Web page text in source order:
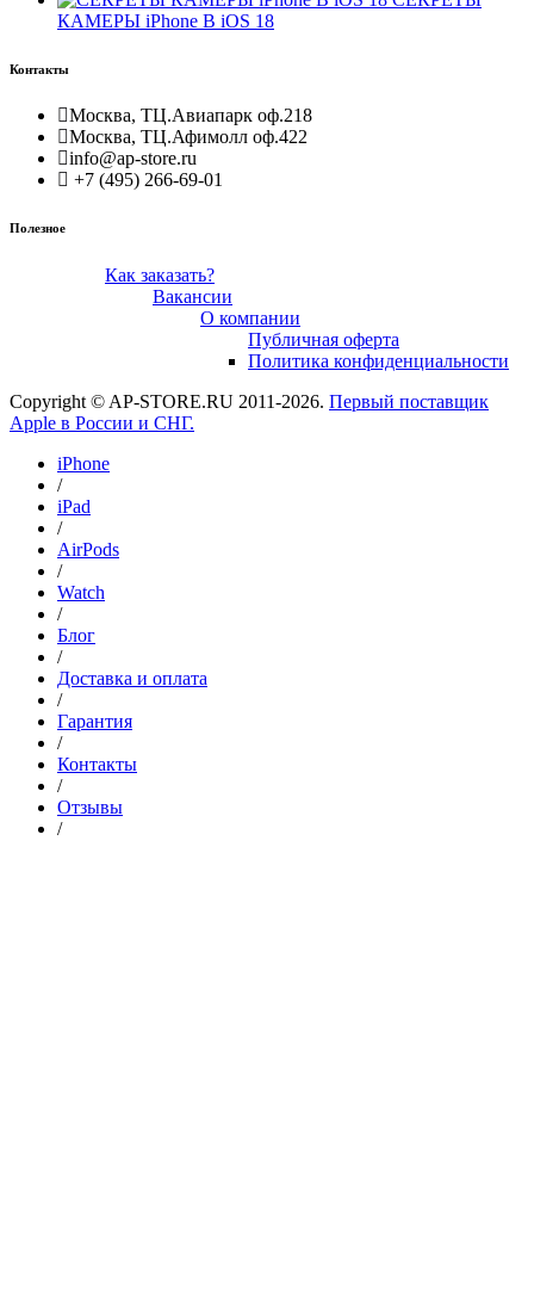
КАМЕРЫ iPhone В iOS 18
Контакты
Москва, ТЦ.Авиапарк оф.218
Москва, ТЦ.Афимолл оф.422
info@ap-store.ru
+7 (495) 266-69-01
Полезное
Как заказать?
Вакансии
О компании
Публичная оферта
Политика конфиденциальности
Copyright © AP-STORE.RU 2011-2026. Первый поставщик
Apple в России и СНГ.
iPhone
/
iPad
/
AirPods
/
Watch
/
Блог
/
Доставка и оплата
/
Гарантия
/
Контакты
/
Отзывы
/